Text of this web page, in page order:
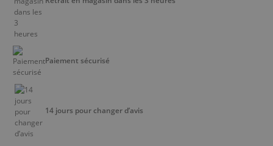
Paiement sécurisé
14 jours pour changer d’avis